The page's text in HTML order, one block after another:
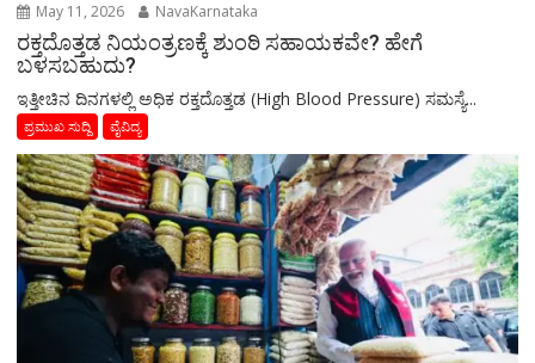
May 11, 2026 NavaKarnataka
ರಕ್ತದೊತ್ತಡ ನಿಯಂತ್ರಣಕ್ಕೆ ಶುಂಠಿ ಸಹಾಯಕವೇ? ಹೇಗೆ
ಬಳಸಬಹುದು?
ಇತ್ತೀಚಿನ ದಿನಗಳಲ್ಲಿ ಅಧಿಕ ರಕ್ತದೊತ್ತಡ (High Blood Pressure) ಸಮಸ್ಯೆ...
ಪ್ರಮುಖ ಸುದ್ದಿ ವೈವಿದ್ಯ